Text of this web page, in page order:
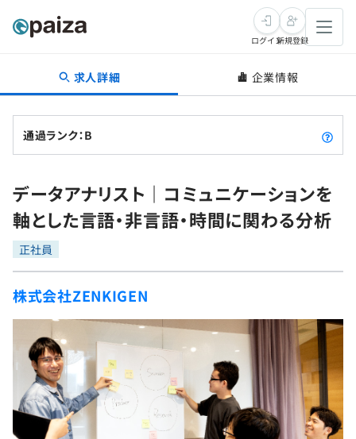
転職・キャリア
転職成功ガイド
転職エージェント
インタビュー
転職成功ガイド
新卒就活
求人検索
本選考
インターン
イベント・セミナー
インタビュー
学習
問題集
ナレッジ
リファレンス
プログラミング言語
評価結果一覧
再チャレンジ結果一覧
ゲーム・マンガ
Tech Team Journal
paiza times
paizaとは？
ログイン新規登録
求人詳細 企業情報
通過ランク：B
データアナリスト｜コミュニケーションを
軸とした言語・非言語・時間に関わる分析
正社員
株式会社ZENKIGEN